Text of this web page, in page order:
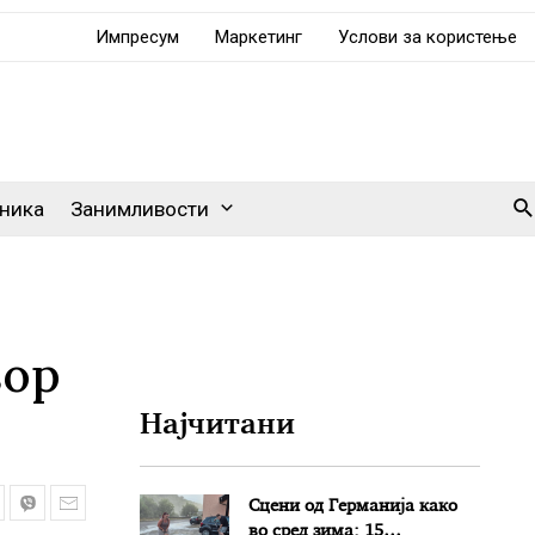
Импресум Маркетинг Услови за користење
Занимливости
Најчитани
Сцени од Германија како
во сред зима: 15